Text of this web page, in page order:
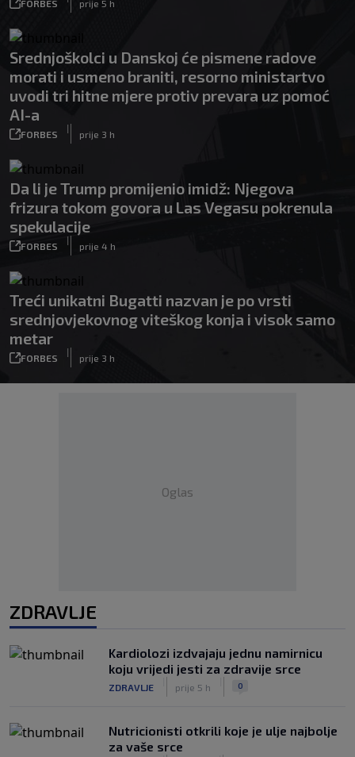
FORBES prije 5 h
Srednjoškolci u Danskoj će pismene radove
morati i usmeno braniti, resorno ministartvo
uvodi tri hitne mjere protiv prevara uz pomoć
AI-a
FORBES
|
prije 3 h
Da li je Trump promijenio imidž: Njegova
frizura tokom govora u Las Vegasu pokrenula
spekulacije
FORBES
|
prije 4 h
Treći unikatni Bugatti nazvan je po vrsti
srednjovjekovnog viteškog konja i visok samo
metar
FORBES
|
prije 3 h
Oglas
ZDRAVLJE
Kardiolozi izdvajaju jednu namirnicu
koju vrijedi jesti za zdravije srce
ZDRAVLJE prije 5 h 0
Nutricionisti otkrili koje je ulje najbolje
za vaše srce